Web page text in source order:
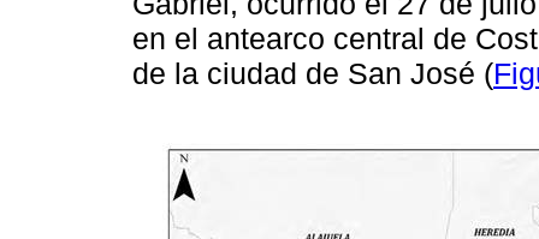
en el antearco central de
de la ciudad de San José (